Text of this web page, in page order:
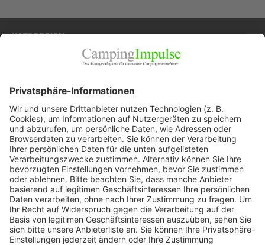
KATEGORIEN
Firmenporträts
Panorama
Produkte
Ratgeber
Weitblick
WEITERES AUS DEM VERLAG